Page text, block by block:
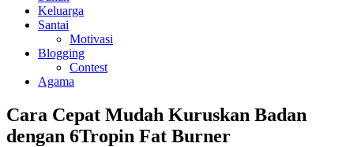
Keluarga
Santai
Motivasi
Blogging
Contest
Agama
Cara Cepat Mudah Kuruskan Badan
dengan 6Tropin Fat Burner